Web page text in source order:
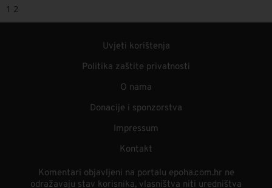
1 2
Uvjeti korištenja
Politika zaštite privatnosti
O nama
Donacije i sponzorstva
Impressum
Kontakt
Komentari objavljeni na portalu epoha.com.hr ne
odražavaju stav korisnika, vlasništva niti uredništva